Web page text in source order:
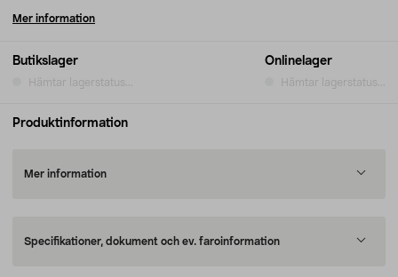
Butikslager
Hämtar lagerstatus...
Onlinelager
Hämtar lagerstatus...
Mer information
Produktinformation
Mer information
Specifikationer, dokument och ev. faroinformation